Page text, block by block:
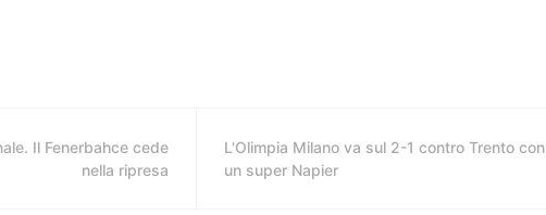
Il Fenerbahce cede
nella ripresa
L'Olimpia Milano va sul 2-1 contro Trento con
un super Napier